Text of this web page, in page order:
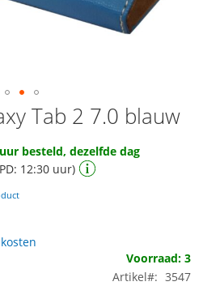
Tab 2 7.0 blauw
besteld, dezelfde dag
12:30 uur)
Voorraad: 3
Artikel
3547